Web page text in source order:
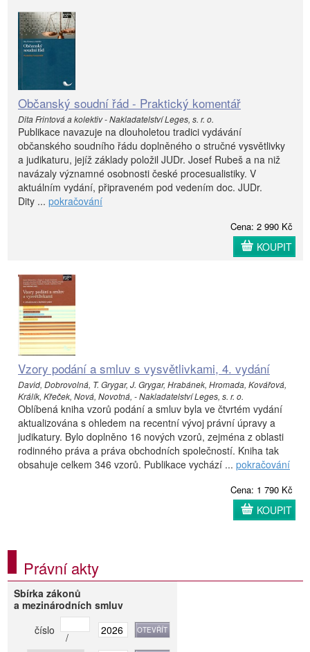
Občanský soudní řád - Praktický komentář
Dita Frintová a kolektiv - Nakladatelství Leges, s. r. o.
Publikace navazuje na dlouholetou tradici vydávání
občanského soudního řádu doplněného o stručné vysvětlivky
a judikaturu, jejíž základy položil JUDr. Josef Rubeš a na niž
navázaly významné osobnosti české procesualistiky. V
aktuálním vydání, připraveném pod vedením doc. JUDr.
Dity ... pokračování
Cena: 2 990 Kč
KOUPIT
Vzory podání a smluv s vysvětlivkami, 4. vydání
David, Dobrovolná, T. Grygar, J. Grygar, Hrabánek, Hromada, Kovářová,
Králík, Křeček, Nová, Novotná, - Nakladatelství Leges, s. r. o.
Oblíbená kniha vzorů podání a smluv byla ve čtvrtém vydání
aktualizována s ohledem na recentní vývoj právní úpravy a
judikatury. Bylo doplněno 16 nových vzorů, zejména z oblasti
rodinného práva a práva obchodních společností. Kniha tak
obsahuje celkem 346 vzorů. Publikace vychází ... pokračování
Cena: 1 790 Kč
KOUPIT
Právní akty
Sbírka zákonů
a mezinárodních smluv
číslo
/